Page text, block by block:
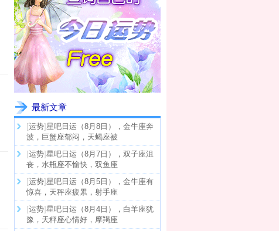
最新文章
[运势]星吧日运（8月8日），金牛座奔
波，巨蟹座郁闷，天蝎座被
[运势]星吧日运（8月7日），双子座沮
丧，水瓶座不愉快，双鱼座
[运势]星吧日运（8月5日），金牛座有
惊喜，天秤座疲累，射手座
[运势]星吧日运（8月4日），白羊座犹
豫，天秤座心情好，摩羯座